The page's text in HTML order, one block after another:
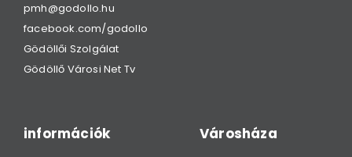
pmh@godollo.hu
facebook.com/godollo
Gödöllői Szolgálat
Gödöllő Városi Net Tv
információk Városháza